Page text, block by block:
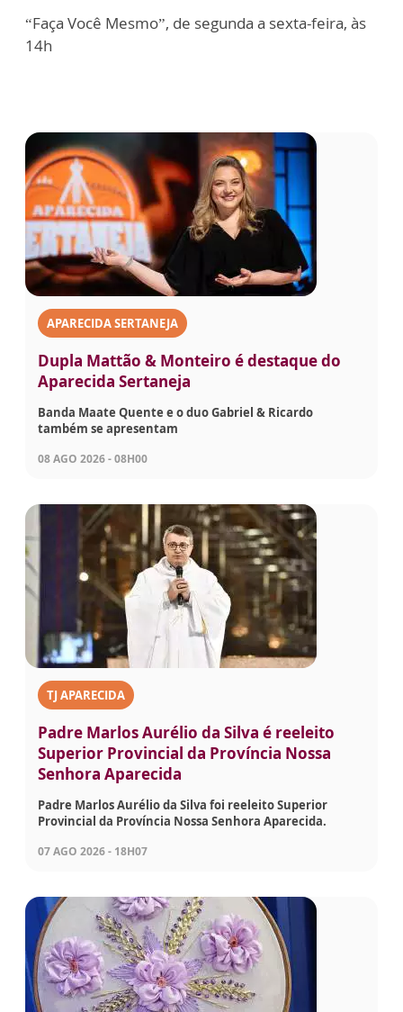
“Faça Você Mesmo”, de segunda a sexta-feira, às
14h
APARECIDA SERTANEJA
Dupla Mattão & Monteiro é destaque do
Aparecida Sertaneja
Banda Maate Quente e o duo Gabriel & Ricardo
também se apresentam
08 AGO 2026 - 08H00
TJ APARECIDA
Padre Marlos Aurélio da Silva é reeleito
Superior Provincial da Província Nossa
Senhora Aparecida
Padre Marlos Aurélio da Silva foi reeleito Superior
Provincial da Província Nossa Senhora Aparecida.
07 AGO 2026 - 18H07